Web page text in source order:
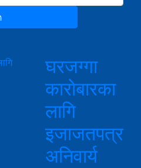
घरजग्गा
कारोबारका
लागि
इजाजतपत्र
अनिवार्य